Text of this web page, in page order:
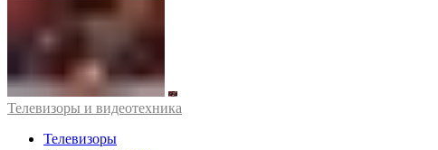
Телевизоры и видеотехника
Телевизоры